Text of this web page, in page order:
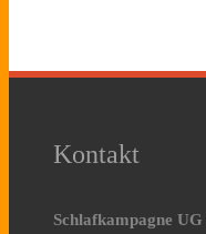
Kontakt
Schlafkampagne UG